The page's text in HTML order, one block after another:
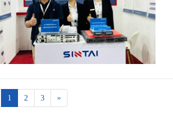
1 2 3 »